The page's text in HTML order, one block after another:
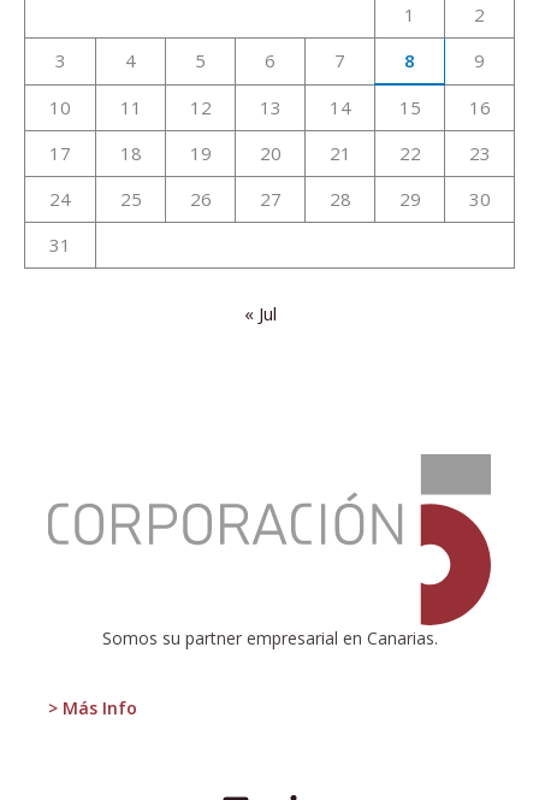
1
2
3
4 5 6 7 8
9
10
11 12 13 14 15
16
17
18 19 20 21 22
23
24
25 26 27 28 29
30
31
« Jul
Somos su partner empresarial en Canarias.
> Más Info
ASEGURAR
LA